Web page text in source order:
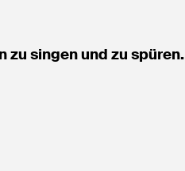
zu singen und zu spüren.